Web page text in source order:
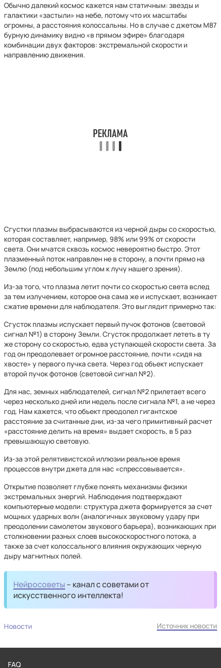
Обычно далекий космос кажется нам статичным: звезды и
галактики «застыли» на небе, потому что их масштабы
огромны, а расстояния колоссальны. Но в случае с джетом M87
бурную динамику видно «в прямом эфире» благодаря
комбинации двух факторов: экстремальной скорости и
направлению движения.
Сгустки плазмы выбрасываются из черной дыры со скоростью,
которая составляет, например, 98% или 99% от скорости
света. Они мчатся сквозь космос невероятно быстро. Этот
плазменный поток направлен не в сторону, а почти прямо на
Землю (под небольшим углом к лучу нашего зрения).
Из-за того, что плазма летит почти со скоростью света вслед
за тем излучением, которое она сама же и испускает, возникает
сжатие времени для наблюдателя. Это выглядит примерно так:
Сгусток плазмы испускает первый пучок фотонов (световой
сигнал №1) в сторону Земли. Сгусток продолжает лететь в ту
же сторону со скоростью, едва уступающей скорости света. За
год он преодолевает огромное расстояние, почти «сидя на
хвосте» у первого пучка света. Через год объект испускает
второй пучок фотонов (световой сигнал №2).
Для нас, земных наблюдателей, сигнал №2 прилетает всего
через несколько дней или недель после сигнала №1, а не через
год. Нам кажется, что объект преодолел гигантское
расстояние за считанные дни, из-за чего примитивный расчет
«расстояние делить на время» выдает скорость, в 5 раз
превышающую световую.
Из-за этой релятивистской иллюзии реальное время
процессов внутри джета для нас «спрессовывается».
Открытие позволяет глубже понять механизмы физики
экстремальных энергий. Наблюдения подтверждают
компьютерные модели: структура джета формируется за счет
мощных ударных волн (аналогичных звуковому удару при
преодолении самолетом звукового барьера), возникающих при
столкновении разных слоев высокоскоростного потока, а
также за счет колоссального влияния окружающих черную
дыру магнитных полей.
Нейросоветы – канал с советами от
искусственного интеллекта!
Новости Источник новости
FAQ